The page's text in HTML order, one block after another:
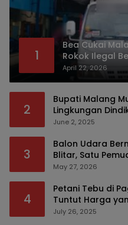
1
Bea Cukai
Rokok Ilegal
April 22, 2026
2
Bupati Malang
Lingkungan
Modus
June 2, 2025
3
Balon Udara
Blitar, Satu
Serius
May 27, 2026
4
Petani Tebu di
Tuntut Harga
July 26, 2025